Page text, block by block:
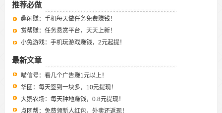
推荐必做
趣闲赚：手机每天做任务免费赚钱！
赏帮赚：任务悬赏平台，天天上新！
小兔游戏：手机玩游戏赚钱，2元起提！
最新文章
喵信号：看几个广告赚1元以上！
华团：每天签到一块多，10元提现！
大鹅农场：每天种地赚钱，0.8元提现！
点团帮：免费领新人红包，外卖还返现！